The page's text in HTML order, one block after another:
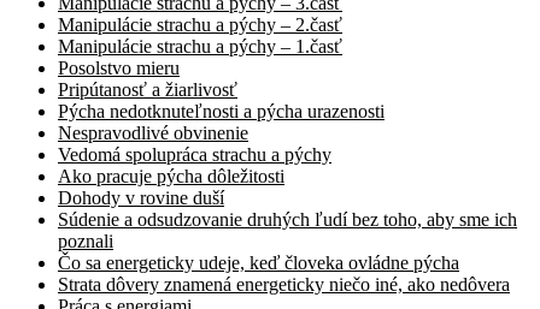
Manipulácie strachu a pýchy – 2.časť
Manipulácie strachu a pýchy – 1.časť
Posolstvo mieru
Pripútanosť a žiarlivosť
Pýcha nedotknuteľnosti a pýcha urazenosti
Nespravodlivé obvinenie
Vedomá spolupráca strachu a pýchy
Ako pracuje pýcha dôležitosti
Dohody v rovine duší
Súdenie a odsudzovanie druhých ľudí bez toho, aby sme ich
poznali
Čo sa energeticky udeje, keď človeka ovládne pýcha
Strata dôvery znamená energeticky niečo iné, ako nedôvera